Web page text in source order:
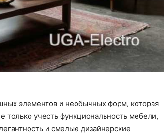
элементов и необычных форм, которая
только учесть функциональность мебели,
и смелые дизайнерские